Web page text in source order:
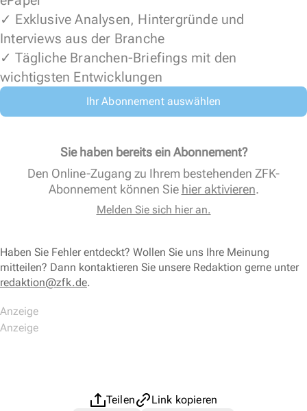
✓ Exklusive Analysen, Hintergründe und
Interviews aus der Branche
✓ Tägliche Branchen-Briefings mit den
wichtigsten Entwicklungen
Ihr Abonnement auswählen
Sie haben bereits ein Abonnement?
Den Online-Zugang zu Ihrem bestehenden ZFK-
Abonnement können Sie hier aktivieren.
Melden Sie sich hier an.
Haben Sie Fehler entdeckt? Wollen Sie uns Ihre Meinung
mitteilen? Dann kontaktieren Sie unsere Redaktion gerne unter
redaktion@zfk.de.
Teilen
Link kopieren